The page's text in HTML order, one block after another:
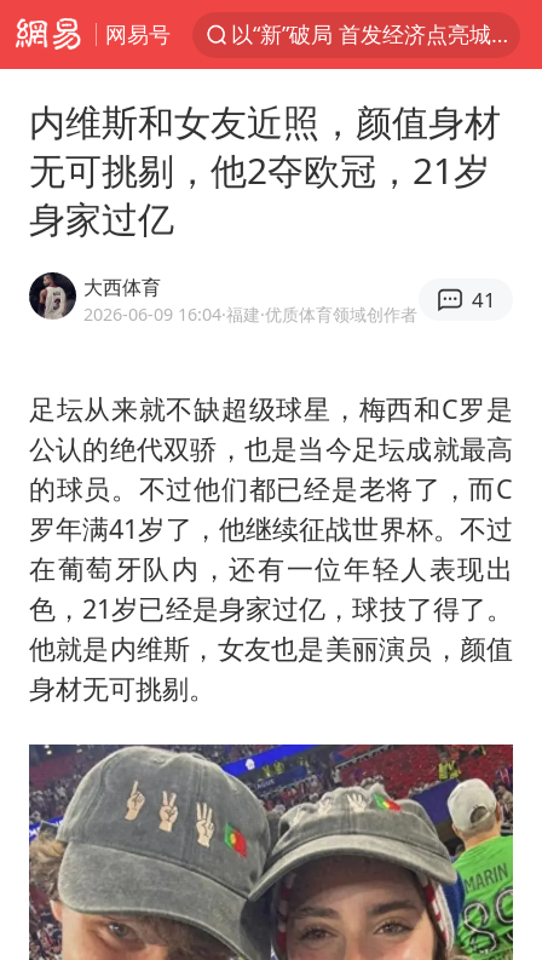
网易号
以“新”破局 首发经济点亮城市消费活力
昆明石林火把节
63岁关之琳否认与27岁模特恋情
胡塞武装袭扰红海航运行动升级
郑国霖回应去景区上班被保安拦下
80后女柜员逆袭成4200亿银行副行长
感觉全东北都在等7号
扎哈罗娃批广岛市长不提美国原子弹
泰国一女公务员妆容引争议 本人回应
东方甄选被判赔偿江小白30万元
奋进开新局 实干挑大梁
内维斯和女友近照，颜值身材
无可挑剔，他2夺欧冠，21岁
身家过亿
大西体育
2026-06-09 16:04·福建·优质体育领域创作者
41
足坛从来就不缺超级球星，梅西和C罗是
公认的绝代双骄，也是当今足坛成就最高
的球员。不过他们都已经是老将了，而C
罗年满41岁了，他继续征战世界杯。不过
在葡萄牙队内，还有一位年轻人表现出
色，21岁已经是身家过亿，球技了得了。
他就是内维斯，女友也是美丽演员，颜值
身材无可挑剔。